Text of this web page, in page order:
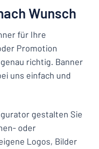
Wunsch
für Ihre
Promotion
richtig. Banner
uns einfach und
gestalten Sie
oder
Logos, Bilder